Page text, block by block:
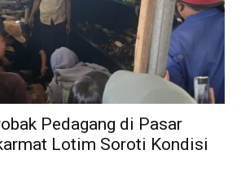
Pedagang di Pasar
Lotim Soroti Kondisi